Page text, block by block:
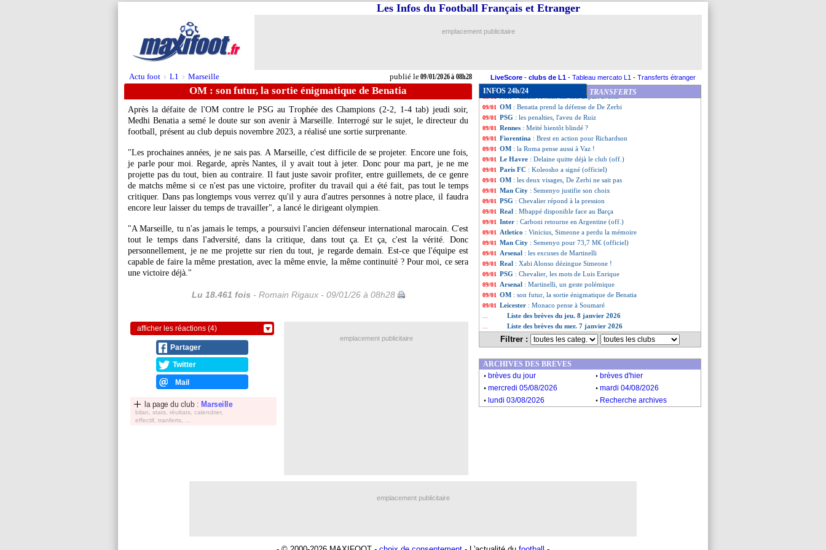
Actu foot > L1 > Marseille publié le09/01/2026 à 08h28
Les Infos du Football Français et Etranger
emplacement publicitaire
LiveScore - clubs de L1 - Tableau mercato L1 - Transferts étranger
OM : son futur, la sortie énigmatique de Benatia
Après la défaite de l'OM contre le PSG au Trophée des Champions (2-2, 1-4 tab) jeudi soir,
Medhi Benatia a semé le doute sur son avenir à Marseille. Interrogé sur le sujet, le directeur du
football, présent au club depuis novembre 2023, a réalisé une sortie surprenante.
"Les prochaines années, je ne sais pas. A Marseille, c'est difficile de se projeter. Encore une fois,
je parle pour moi. Regarde, après Nantes, il y avait tout à jeter. Donc pour ma part, je ne me
projette pas du tout, bien au contraire. Il faut juste savoir profiter, entre guillemets, de ce genre
de matchs même si ce n'est pas une victoire, profiter du travail qui a été fait, pas tout le temps
critiquer. Dans pas longtemps vous verrez qu'il y aura d'autres personnes à notre place, il faudra
encore leur laisser du temps de travailler", a lancé le dirigeant olympien.
"A Marseille, tu n'as jamais le temps, a poursuivi l'ancien défenseur international marocain. C'est
tout le temps dans l'adversité, dans la critique, dans tout ça. Et ça, c'est la vérité. Donc
personnellement, je ne me projette sur rien du tout, je regarde demain. Est-ce que l'équipe est
capable de faire la même prestation, avec la même envie, la même continuité ? Pour moi, ce sera
une victoire déjà."
Lu 18.461 fois - Romain Rigaux - 09/01/26 à 08h28
afficher les réactions (4)
Partager
Twitter
Mail
la page du club : Marseille
bilan, stats, réultats, calendrier,
effectif, tranferts, ...
INFOS 24h/24 TRANSFERTS
09/01 Rennes: Grønbaek de retour au pays ?
09/01 Nantes: Benhattab prêté à Reims (officiel)
09/01 PSG
09/01 Metz: Hein a la cote en MLS
09/01 Lyon: Endrick devrait jouer contre Lille
: Clauss revient sur son départ avorté
09/01 OM : Benatia prend la défense de De Zerbi
09/01 PSG : les penalties, l'aveu de Ruiz
09/01 Rennes : Meïté bientôt blindé ?
09/01 Fiorentina : Brest en action pour Richardson
09/01 OM : la Roma pense aussi à Vaz !
09/01 Le Havre : Delaine quitte déjà le club (off.)
09/01 Paris FC : Koleosho a signé (officiel)
09/01 OM : les deux visages, De Zerbi ne sait pas
09/01 Man City : Semenyo justifie son choix
09/01 PSG : Chevalier répond à la pression
09/01 Real : Mbappé disponible face au Barça
09/01 Inter : Carboni retourne en Argentine (off.)
09/01 Atletico : Vinicius, Simeone a perdu la mémoire
09/01 Man City : Semenyo pour 73,7 M€ (officiel)
09/01 Arsenal : les excuses de Martinelli
09/01 Real : Xabi Alonso dézingue Simeone !
09/01 PSG : Chevalier, les mots de Luis Enrique
09/01 Arsenal : Martinelli, un geste polémique
09/01 OM : son futur, la sortie énigmatique de Benatia
09/01 Leicester : Monaco pense à Soumaré
Liste des brèves du jeu. 8 janvier 2026
Liste des brèves du mer. 7 janvier 2026
Filtrer :
emplacement publicitaire
ARCHIVES DES BREVES
. brèves du jour . brèves d'hier
. mercredi 05/08/2026 . mardi 04/08/2026
. lundi 03/08/2026 . Recherche archives
emplacement publicitaire